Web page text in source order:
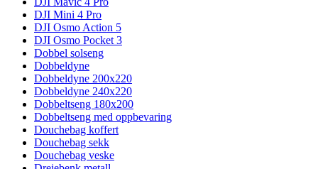
DJI Mini 4 Pro
DJI Osmo Action 5
DJI Osmo Pocket 3
Dobbel solseng
Dobbeldyne
Dobbeldyne 200x220
Dobbeldyne 240x220
Dobbeltseng 180x200
Dobbeltseng med oppbevaring
Douchebag koffert
Douchebag sekk
Douchebag veske